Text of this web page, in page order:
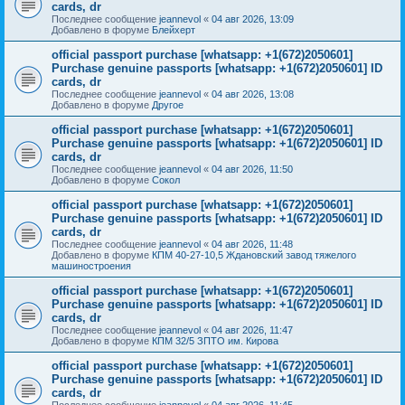
cards, dr
Последнее сообщение jeannevol « 04 авг 2026, 13:09
Добавлено в форуме Блейхерт
official passport purchase [whatsapp: +1(672)2050601]
Purchase genuine passports [whatsapp: +1(672)2050601] ID
cards, dr
Последнее сообщение jeannevol « 04 авг 2026, 13:08
Добавлено в форуме Другое
official passport purchase [whatsapp: +1(672)2050601]
Purchase genuine passports [whatsapp: +1(672)2050601] ID
cards, dr
Последнее сообщение jeannevol « 04 авг 2026, 11:50
Добавлено в форуме Сокол
official passport purchase [whatsapp: +1(672)2050601]
Purchase genuine passports [whatsapp: +1(672)2050601] ID
cards, dr
Последнее сообщение jeannevol « 04 авг 2026, 11:48
Добавлено в форуме КПМ 40-27-10,5 Ждановский завод тяжелого
машиностроения
official passport purchase [whatsapp: +1(672)2050601]
Purchase genuine passports [whatsapp: +1(672)2050601] ID
cards, dr
Последнее сообщение jeannevol « 04 авг 2026, 11:47
Добавлено в форуме КПМ 32/5 ЗПТО им. Кирова
official passport purchase [whatsapp: +1(672)2050601]
Purchase genuine passports [whatsapp: +1(672)2050601] ID
cards, dr